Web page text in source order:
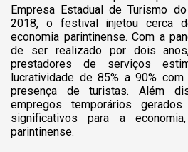
Empresa Estadual de Turismo
2018, o festival injetou cerca
economia parintinense. Com a
de ser realizado por dois
prestadores de serviços
lucratividade de 85% a 90%
presença de turistas. Além
empregos temporários
significativos para a
parintinense.